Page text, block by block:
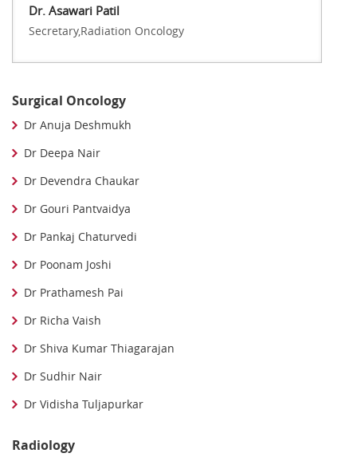
Dr. Asawari Patil
Secretary,Radiation Oncology
Surgical Oncology
Dr Anuja Deshmukh
Dr Deepa Nair
Dr Devendra Chaukar
Dr Gouri Pantvaidya
Dr Pankaj Chaturvedi
Dr Poonam Joshi
Dr Prathamesh Pai
Dr Richa Vaish
Dr Shiva Kumar Thiagarajan
Dr Sudhir Nair
Dr Vidisha Tuljapurkar
Radiology